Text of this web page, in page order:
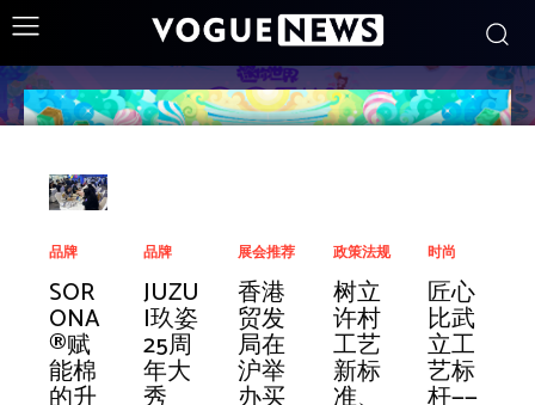
海丝泉州 丰泽童行 | 第七届CCFW
中国国际儿童时尚周开幕
面料
共探
面料
趋势
赋能
面料
2026
“柯桥
优选”
品牌
面料
设计
之力
光耀
未来
面料
1038
款柯
桥面
料“巅
面料
索康
尼 X
SOR
ONA
人物
邓超
予登
纽约
时代
政策法规
树立
许村
工艺
新标
商业信息
一文
看懂
「星
选任
商业信息
即兴
的春
天，
确定
商业信息
2026
CTGE
第五
届纺
商业信息
赛得
利与
蕉内
达成
女装
快时
尚巨
头收
缩离
流行发布
COC
OBE
LLA
亮相
服装院校
35年
校庆
＋30
年赛
女装
NAE
RSI任
命国
际奢
女装
元陌
YOM
O 亮
相第
IT信息化
力克
Retvi
ews
洞
IT信息化
力克
时尚
客户
研讨
IT信息化
ISPO
BEIJI
NG
2026
IT信息化
百世
汇美
携手
十三
IT信息化
海柔
闪攀
机器
人驱
市场营销
2万
家鞋
服企
业流
经营管理
全国
纺织
行业
服装
高端论坛
锻造
科技
新质
力 铸
市场营销
时尚
行业
的可
追溯
市场营销
时尚
行业
的可
追溯
品牌
SOR
ONA
®赋
能棉
品牌
JUZU
I玖姿
25周
年大
展会推荐
香港
贸发
局在
沪举
政策法规
树立
许村
工艺
新标
时尚
匠心
比武
立工
艺标